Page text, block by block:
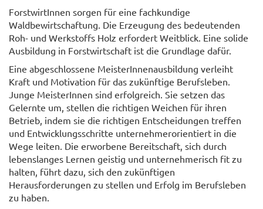
ForstwirtInnen sorgen für eine fachkundige
Waldbewirtschaftung. Die Erzeugung des bedeutenden
Roh- und Werkstoffs Holz erfordert Weitblick. Eine solide
Ausbildung in Forstwirtschaft ist die Grundlage dafür.
Eine abgeschlossene MeisterInnenausbildung verleiht
Kraft und Motivation für das zukünftige Berufsleben.
Junge MeisterInnen sind erfolgreich. Sie setzen das
Gelernte um, stellen die richtigen Weichen für ihren
Betrieb, indem sie die richtigen Entscheidungen treffen
und Entwicklungsschritte unternehmerorientiert in die
Wege leiten. Die erworbene Bereitschaft, sich durch
lebenslanges Lernen geistig und unternehmerisch fit zu
halten, führt dazu, sich den zukünftigen
Herausforderungen zu stellen und Erfolg im Berufsleben
zu haben.